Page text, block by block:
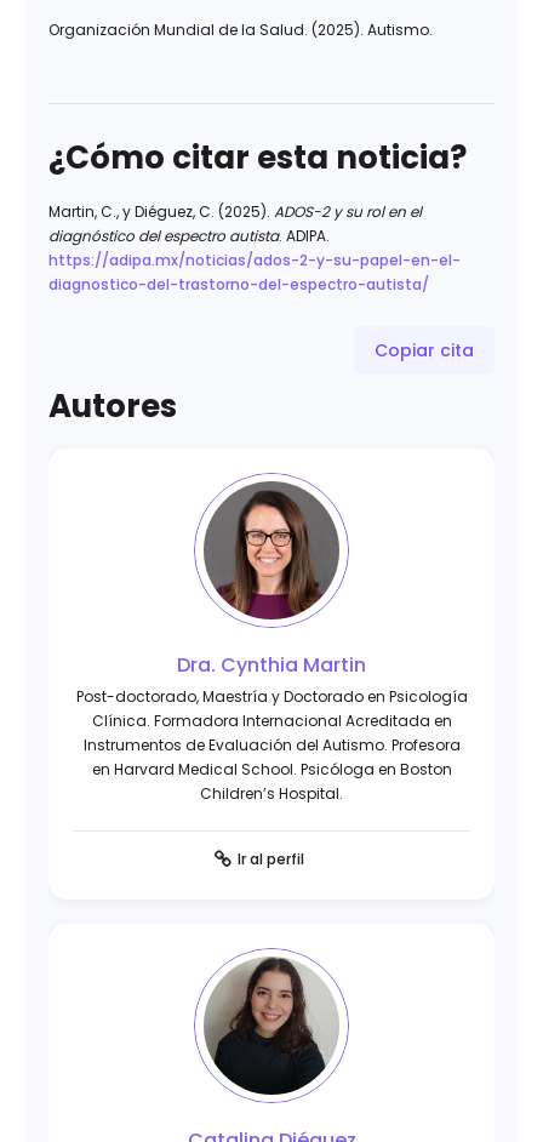
Organización Mundial de la Salud. (2025). Autismo.
¿Cómo citar esta noticia?
Martin, C., y Diéguez, C. (2025). ADOS-2 y su rol en el
diagnóstico del espectro autista. ADIPA.
https://adipa.mx/noticias/ados-2-y-su-papel-en-el-
diagnostico-del-trastorno-del-espectro-autista/
Copiar cita
Autores
Dra. Cynthia Martin
Post-doctorado, Maestría y Doctorado en Psicología
Clínica. Formadora Internacional Acreditada en
Instrumentos de Evaluación del Autismo. Profesora
en Harvard Medical School. Psicóloga en Boston
Children’s Hospital.
Ir al perfil